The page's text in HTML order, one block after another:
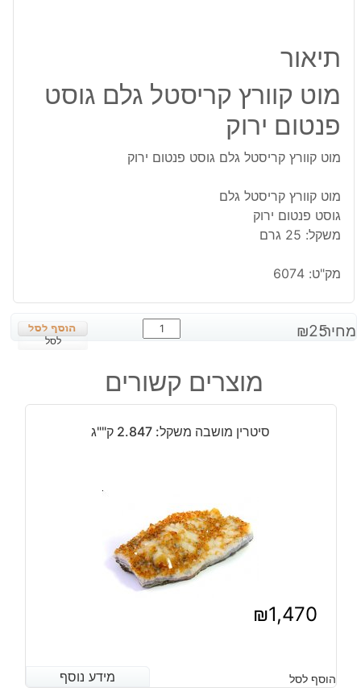
תיאור
מוט קוורץ קריסטל גלם גוסט
פנטום ירוק
מוט קוורץ קריסטל גלם גוסט פנטום ירוק
מוט קוורץ קריסטל גלם
גוסט פנטום ירוק
משקל: 25 גרם
מק"ט: 6074
מחיר: ₪25
כמות
של
קוורץ
קריסטל
גוסט
לסל
מוצרים קשורים
סיטרין מושבה משקל: 2.847 ק""ג
₪1,470
מידע נוסף הוסף לסל מידע נוסף